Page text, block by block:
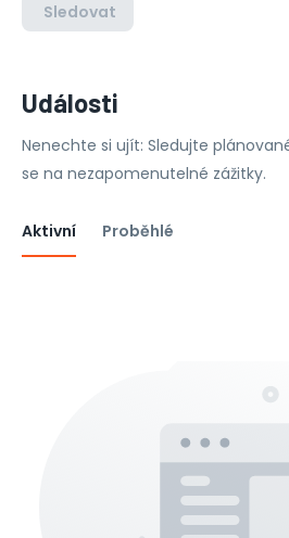
Sledovat
Události
Nenechte si ujít: Sledujte
se na nezapomenutelné zážitky.
Aktivní Proběhlé